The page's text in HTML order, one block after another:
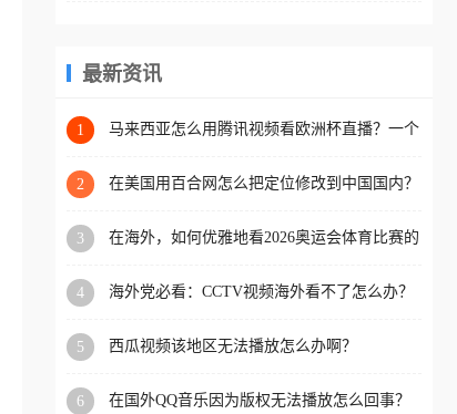
区工作、留学、定居等，都
权限制所困扰。
回国加速器，即可解决「海
版权限制」的问题，无论人
国、加拿大、澳大利亚、欧
学、定居等，都可以使用，
扰。
最新资讯
1
马来西亚怎么用腾讯视频看欧洲杯直播？一个
2
在美国用百合网怎么把定位修改到中国国内？
3
在海外，如何优雅地看2026奥运会体育比赛的
4
海外党必看：CCTV视频海外看不了怎么办？
5 西瓜视频该地区无法播放怎么办啊？
6
在国外QQ音乐因为版权无法播放怎么回事？